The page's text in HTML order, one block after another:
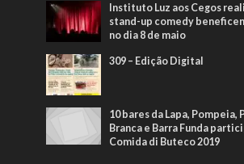
Instituto Luz aos Cegos
stand-up comedy
no dia 8 de maio
309 – Edição Digital
10 bares da Lapa, Pompeia,
Branca e Barra Funda
Comida di Buteco 2019